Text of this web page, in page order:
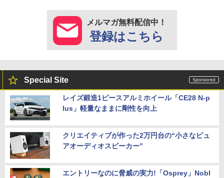
メルマガ無料配信中！
登録はこちら
Special Site
レイズ鍛造1ピースアルミホイール「CE28 N-p
lus」軽量なままに剛性を向上
クリエイティブが作った2万円台の“小さなピュ
アオーディオスピーカー”
エントリーなのに脅威の実力!「Osprey」Nobl